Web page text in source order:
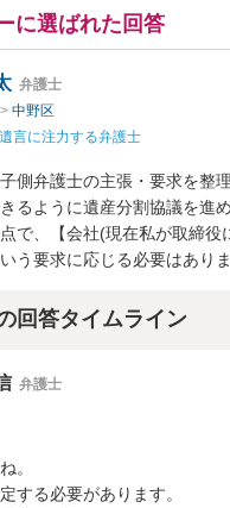
に選ばれた回答
弁護士
> 中野区
言に注力する弁護士
側弁護士の主張・要求を整
るように遺産分割協議を進
で、【会社(現在私が取締
う要求に応じる必要はありま
回答タイムライン
弁護士
。
する必要があります。